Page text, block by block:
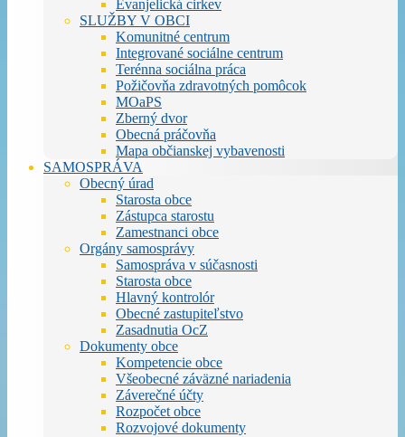
Evanjelická cirkev
SLUŽBY V OBCI
Komunitné centrum
Integrované sociálne centrum
Terénna sociálna práca
Požičovňa zdravotných pomôcok
MOaPS
Zberný dvor
Obecná práčovňa
Mapa občianskej vybavenosti
SAMOSPRÁVA
Obecný úrad
Starosta obce
Zástupca starostu
Zamestnanci obce
Orgány samosprávy
Samospráva v súčasnosti
Starosta obce
Hlavný kontrolór
Obecné zastupiteľstvo
Zasadnutia OcZ
Dokumenty obce
Kompetencie obce
Všeobecné záväzné nariadenia
Záverečné účty
Rozpočet obce
Rozvojové dokumenty